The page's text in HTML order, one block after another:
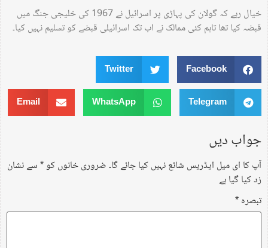
خیال رہے کہ گولان کی پہاڑی پر اسرائیل نے 1967 کی خلیجی جنگ میں
قبضہ کیا تھا تاہم کئی ممالک نے اب تک اسرائیلی قبضے کو تسلیم نہیں کیا۔
Facebook
Twitter
Telegram
WhatsApp
Email
جواب دیں
آپ کا ای میل ایڈریس شائع نہیں کیا جائے گا۔ضروری خانوں کو*سے نشان
زد کیا گیا ہے
تبصرہ*